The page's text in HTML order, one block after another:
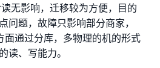
无影响，迁移较为方便，目的
问题，故障只影响部分商家，
面通过分库，多物理的机的形式
读、写能力。